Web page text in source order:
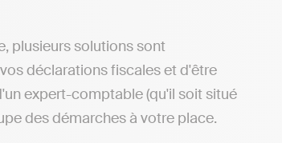
plusieurs solutions sont
déclarations fiscales et d'être
expert-comptable (qu'il soit situé
des démarches à votre place.